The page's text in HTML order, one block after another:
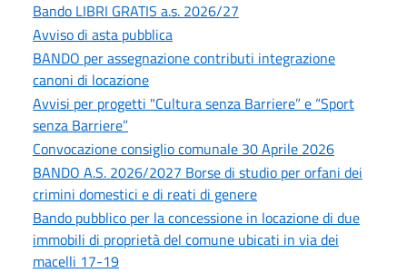
Bando LIBRI GRATIS a.s. 2026/27
Avviso di asta pubblica
BANDO per assegnazione contributi integrazione
canoni di locazione
Avvisi per progetti "Cultura senza Barriere” e “Sport
senza Barriere”
Convocazione consiglio comunale 30 Aprile 2026
BANDO A.S. 2026/2027 Borse di studio per orfani dei
crimini domestici e di reati di genere
Bando pubblico per la concessione in locazione di due
immobili di proprietà del comune ubicati in via dei
macelli 17-19